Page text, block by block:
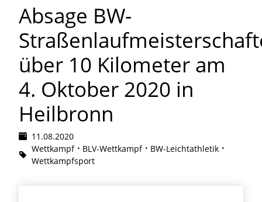
Absage BW-
über 10 Kilometer am
4. Oktober 2020 in
Heilbronn
11.08.2020
Wettkampf
BLV-Wettkampf
BW-Leichtathletik
Wettkampfsport